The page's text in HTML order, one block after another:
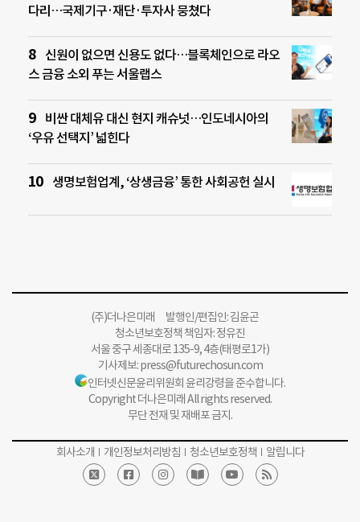
다리…국제기구·재단·투자사 뭉쳤다
신원이 없으면 신용도 없다…블록체인으로 라오
스 금융 소외 푸는 서울랩스
비싼 대체유 대신 현지 캐슈넛…인도네시아의
‘우유 선택지’ 넓힌다
생명보험업계, ‘상생금융’ 통한 사회공헌 실시
(주)더나은미래 발행인/편집인: 김윤곤
청소년보호정책 책임자: 정유진
서울 중구 세종대로 135-9, 4층(태평로1가)
기사제보:press@futurechosun.com
인터넷신문윤리위원회 윤리강령을 준수합니다.
Copyright 더나은미래 All rights reserved.
무단 전재 및 재배포 금지.
회사소개 개인정보처리방침 청소년보호정책 알립니다